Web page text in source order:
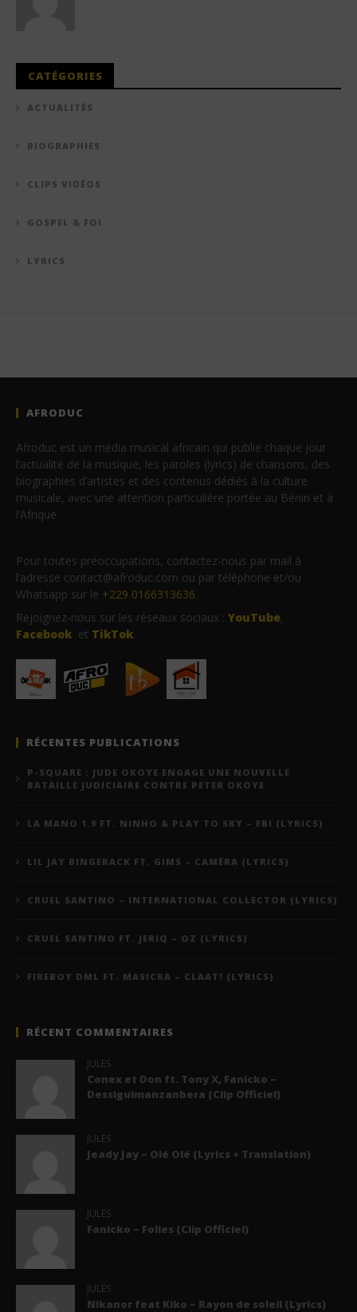
CATÉGORIES
ACTUALITÉS
BIOGRAPHIES
CLIPS VIDÉOS
GOSPEL & FOI
LYRICS
AFRODUC
Afroduc est un média musical africain qui publie chaque jour
l’actualité de la musique, les paroles (lyrics) de chansons, des
biographies d’artistes et des contenus dédiés à la culture
musicale, avec une attention particulière portée au Bénin et à
l’Afrique.
Pour toutes préoccupations, contactez-nous par mail à
l’adresse contact@afroduc.com ou par téléphone et/ou
Whatsapp sur le +229 0166313636.
Rejoignez-nous sur les réseaux sociaux : YouTube,
Facebook et TikTok.
RÉCENTES PUBLICATIONS
P-SQUARE : JUDE OKOYE ENGAGE UNE NOUVELLE
BATAILLE JUDICIAIRE CONTRE PETER OKOYE
LA MANO 1.9 FT. NINHO & PLAY TO SKY – FBI (LYRICS)
LIL JAY BINGERACK FT. GIMS – CAMÉRA (LYRICS)
CRUEL SANTINO – INTERNATIONAL COLLECTOR (LYRICS)
CRUEL SANTINO FT. JERIQ – OZ (LYRICS)
FIREBOY DML FT. MASICKA – CLAAT! (LYRICS)
RÉCENT COMMENTAIRES
JULES
Conex et Don ft. Tony X, Fanicko –
Dessiguimanzanbera (Clip Officiel)
JULES
Jeady Jay – Olé Olé (Lyrics + Translation)
JULES
Fanicko – Folies (Clip Officiel)
JULES
Nikanor feat Kiko – Rayon de soleil (Lyrics)